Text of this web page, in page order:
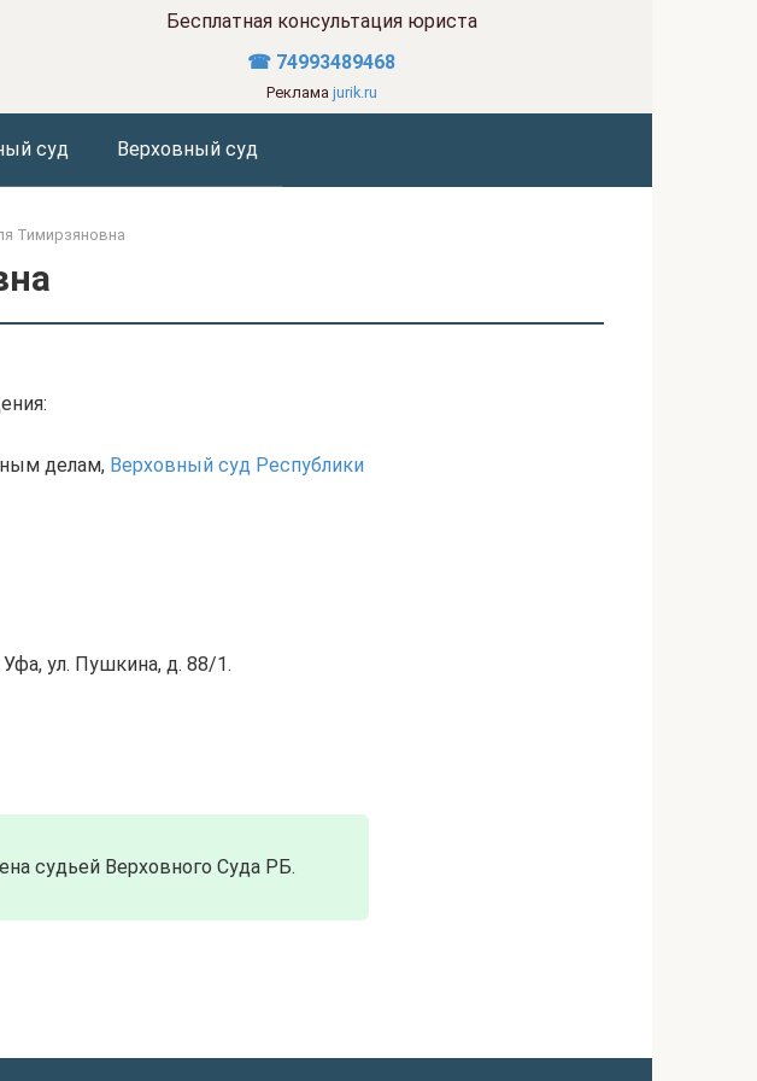
Бесплатная консультация юриста
☎ 74993489468
Реклама jurik.ru
суд Верховный суд
Тимирзяновна
делам, Верховный суд Республики
ул. Пушкина, д. 88/1.
судьей Верховного Суда РБ.